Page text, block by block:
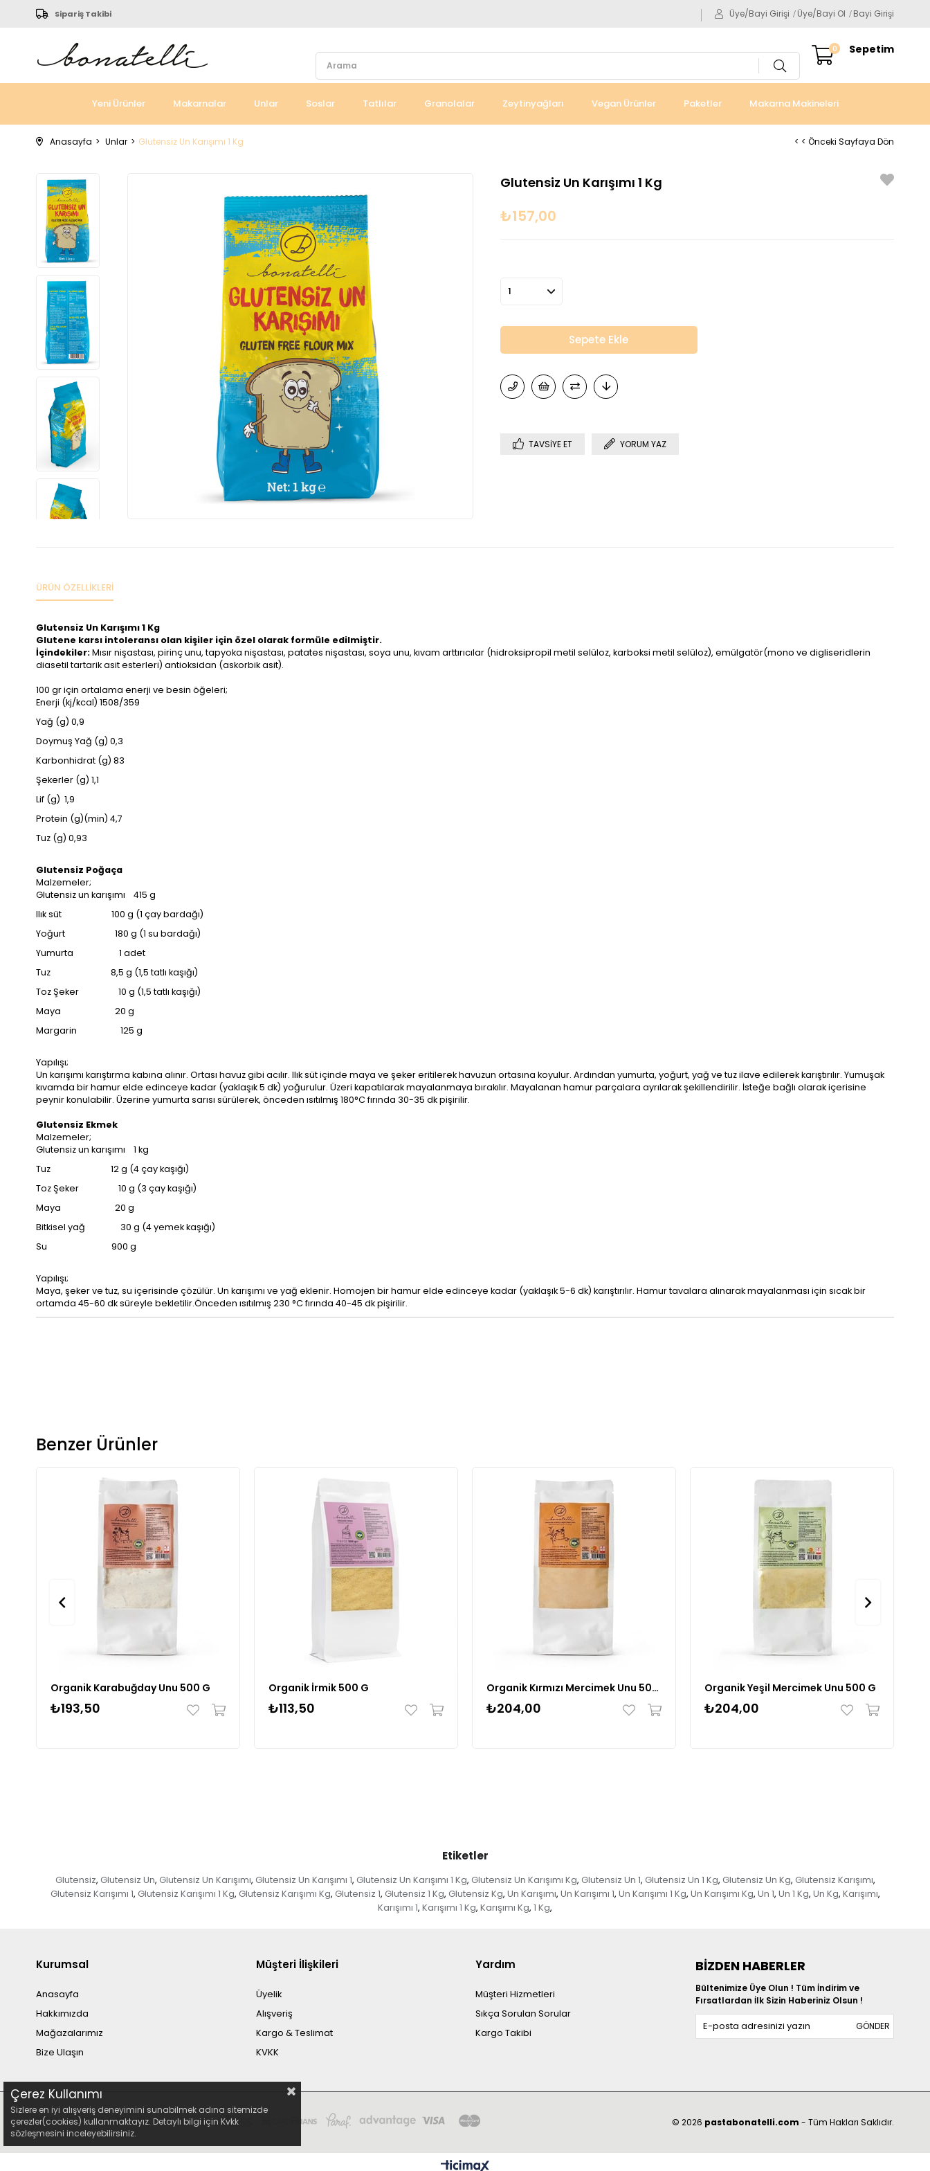
Sipariş Takibi Üye/Bayi Girişi Üye/Bayi Ol Bayi Girişi
Sepetim
0
Yeni Ürünler Makarnalar Unlar Soslar Tatlılar Granolalar Zeytinyağları Vegan Ürünler Paketler Makarna Makineleri
Anasayfa Unlar Glutensiz Un Karışımı 1 Kg < < Önceki Sayfaya Dön
Glutensiz Un Karışımı 1 Kg
₺157,00
TAVSIYE ET YORUM YAZ
ÜRÜN ÖZELLIKLERI
Glutensiz Un Karışımı 1 Kg
Glutene karsı intoleransı olan kişiler için özel olarak formüle edilmiştir.
İçindekiler:Mısır nişastası, pirinç unu, tapyoka nişastası, patates nişastası, soya unu, kıvam arttırıcılar (hidroksipropil metil selüloz, karboksi metil selüloz), emülgatör(mono ve digliseridlerin
diasetil tartarik asit esterleri) antioksidan (askorbik asit).
100 gr için ortalama enerji ve besin öğeleri;
Enerji (kj/kcal) 1508/359
Yağ (g) 0,9
Doymuş Yağ (g) 0,3
Karbonhidrat (g) 83
Şekerler (g) 1,1
Lif (g) 1,9
Protein (g)(min) 4,7
Tuz (g) 0,93
Glutensiz Poğaça
Malzemeler;
Glutensiz un karışımı 415 g
Ilık süt 100 g (1 çay bardağı)
Yoğurt 180 g (1 su bardağı)
Yumurta 1 adet
Tuz 8,5 g (1,5 tatlı kaşığı)
Toz Şeker 10 g (1,5 tatlı kaşığı)
Maya 20 g
Margarin 125 g
Yapılışı;
Un karışımı karıştırma kabına alınır. Ortası havuz gibi acılır. Ilık süt içinde maya ve şeker eritilerek havuzun ortasına koyulur. Ardından yumurta, yoğurt, yağ ve tuz ilave edilerek karıştırılır. Yumuşak
kıvamda bir hamur elde edinceye kadar (yaklaşık 5 dk) yoğurulur. Üzeri kapatılarak mayalanmaya bırakılır. Mayalanan hamur parçalara ayrılarak şekillendirilir. İsteğe bağlı olarak içerisine
peynir konulabilir. Üzerine yumurta sarısı sürülerek, önceden ısıtılmış 180°C fırında 30-35 dk pişirilir.
Glutensiz Ekmek
Malzemeler;
Glutensiz un karışımı 1 kg
Tuz 12 g (4 çay kaşığı)
Toz Şeker 10 g (3 çay kaşığı)
Maya 20 g
Bitkisel yağ 30 g (4 yemek kaşığı)
Su 900 g
Yapılışı;
Maya, şeker ve tuz, su içerisinde çözülür. Un karışımı ve yağ eklenir. Homojen bir hamur elde edinceye kadar (yaklaşık 5-6 dk) karıştırılır. Hamur tavalara alınarak mayalanması için sıcak bir
ortamda 45-60 dk süreyle bekletilir.Önceden ısıtılmış 230 °C fırında 40-45 dk pişirilir.
Benzer Ürünler
Organik Karabuğday Unu 500 G
₺193,50
Organik İrmik 500 G
₺113,50
Organik Kırmızı Mercimek Unu 500 G
₺204,00
Organik Yeşil Mercimek Unu 500 G
₺204,00
Etiketler
Glutensiz, Glutensiz Un, Glutensiz Un Karışımı, Glutensiz Un Karışımı 1, Glutensiz Un Karışımı 1 Kg, Glutensiz Un Karışımı Kg, Glutensiz Un 1, Glutensiz Un 1 Kg, Glutensiz Un Kg, Glutensiz Karışımı,
Glutensiz Karışımı 1, Glutensiz Karışımı 1 Kg, Glutensiz Karışımı Kg, Glutensiz 1, Glutensiz 1 Kg, Glutensiz Kg, Un Karışımı, Un Karışımı 1, Un Karışımı 1 Kg, Un Karışımı Kg, Un 1, Un 1 Kg, Un Kg, Karışımı,
Karışımı 1, Karışımı 1 Kg, Karışımı Kg, 1 Kg,
Kurumsal
Anasayfa
Hakkımızda
Mağazalarımız
Bize Ulaşın
Müşteri İlişkileri
Üyelik
Alışveriş
Kargo & Teslimat
KVKK
Yardım
Müşteri Hizmetleri
Sıkça Sorulan Sorular
Kargo Takibi
BIZDEN HABERLER
Bültenimize Üye Olun ! Tüm İndirim ve
Fırsatlardan İlk Sizin Haberiniz Olsun !
GÖNDER
© 2026 pastabonatelli.com - Tüm Hakları Saklıdır.
Çerez Kullanımı
Sizlere en iyi alışveriş deneyimini sunabilmek adına sitemizde
çerezler(cookies) kullanmaktayız. Detaylı bilgi için Kvkk
sözleşmesini inceleyebilirsiniz.